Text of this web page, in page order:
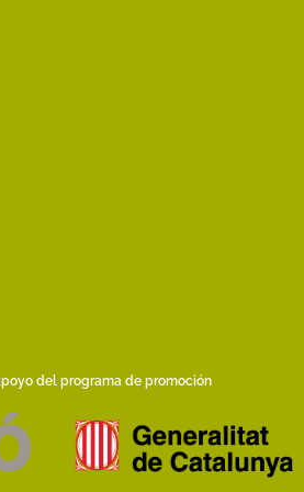
del programa de promoción